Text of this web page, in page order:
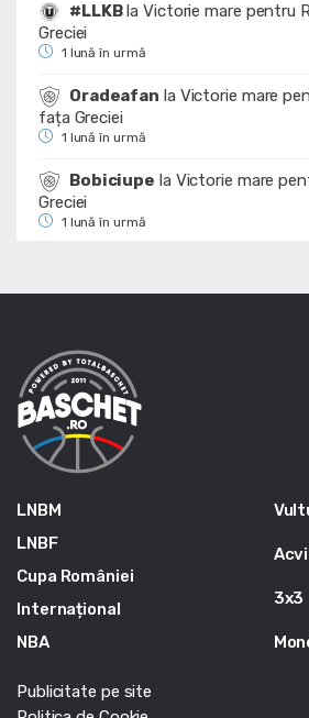
#LLKBlaVictorie mare pentru
Greciei
1 lună în urmă
Oradeafan la Victorie mare
fața Greciei
1 lună în urmă
Bobiciupe la Victorie mare
Greciei
1 lună în urmă
LNBM
LNBF
Cupa României
Internațional
NBA
3x3
Publicitate pe site